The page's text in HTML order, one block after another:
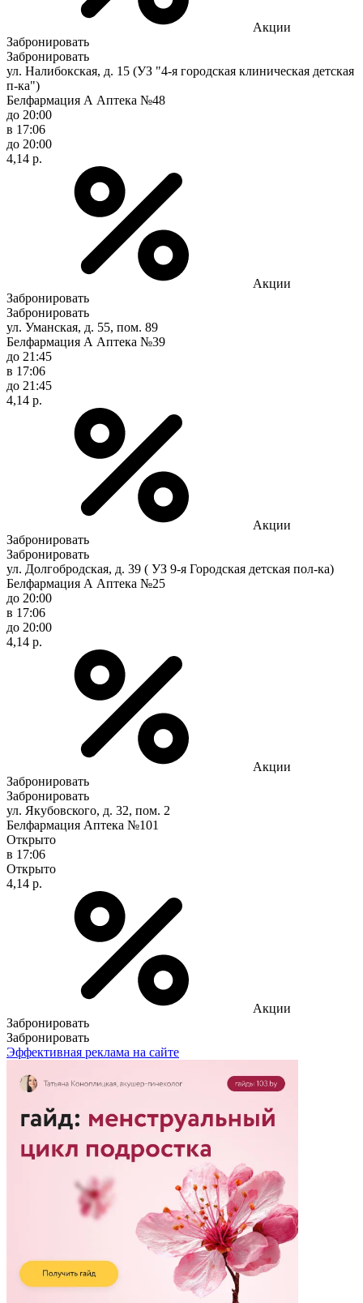
Акции
Забронировать
Забронировать
ул. Налибокская, д. 15 (УЗ "4-я городская клиническая детская
п-ка")
Белфармация А Аптека №48
до 20:00
в 17:06
до 20:00
4,14 р.
Акции
Забронировать
Забронировать
ул. Уманская, д. 55, пом. 89
Белфармация А Аптека №39
до 21:45
в 17:06
до 21:45
4,14 р.
Акции
Забронировать
Забронировать
ул. Долгобродская, д. 39 ( УЗ 9-я Городская детская пол-ка)
Белфармация А Аптека №25
до 20:00
в 17:06
до 20:00
4,14 р.
Акции
Забронировать
Забронировать
ул. Якубовского, д. 32, пом. 2
Белфармация Аптека №101
Открыто
в 17:06
Открыто
4,14 р.
Акции
Забронировать
Забронировать
Эффективная реклама на сайте